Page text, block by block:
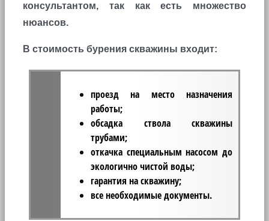
консультантом, так как есть множество
нюансов.
В стоимость бурения скважины входит:
проезд на место назначения
работы;
обсадка ствола скважины
трубами;
откачка специальным насосом до
экологично чистой воды;
гарантия на скважину;
все необходимые документы.